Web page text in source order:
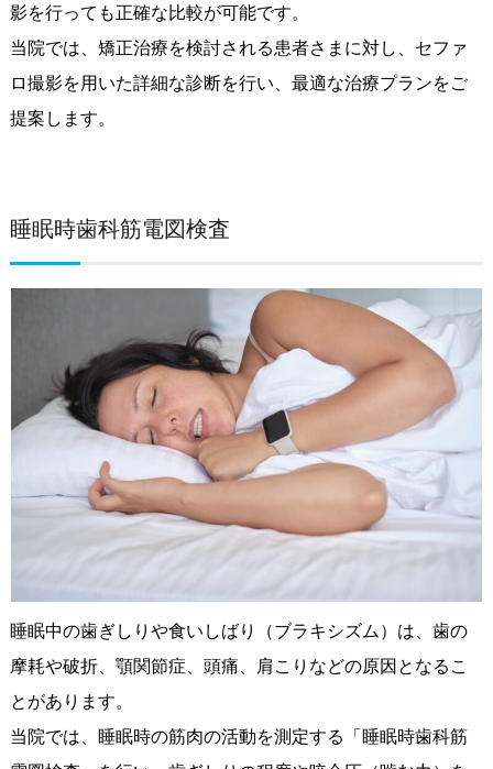
影を行っても正確な比較が可能です。
当院では、矯正治療を検討される患者さまに対し、セファ
ロ撮影を用いた詳細な診断を行い、最適な治療プランをご
提案します。
睡眠時歯科筋電図検査
睡眠中の歯ぎしりや食いしばり（ブラキシズム）は、歯の
摩耗や破折、顎関節症、頭痛、肩こりなどの原因となるこ
とがあります。
当院では、睡眠時の筋肉の活動を測定する「睡眠時歯科筋